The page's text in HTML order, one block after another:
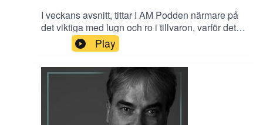
I veckans avsnitt, tittar I AM Podden närmare på
det viktiga med lugn och ro i tillvaron, varför det
är svårt att hitta, vad som händer när vi inte får –
och hur vi, bla. via yoga kan uppnå lugn och ro i
våra liv.
Play